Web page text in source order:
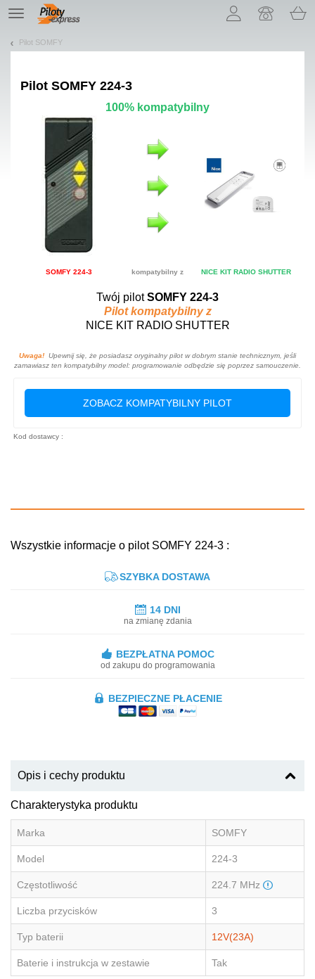
TE
navigation
Pilot SOMFY
Pilot SOMFY 224-3
100% kompatybilny
SOMFY 224-3 kompatybilny z NICE KIT RADIO SHUTTER
Twój pilotSOMFY 224-3
Pilot kompatybilny z
NICE KIT RADIO SHUTTER
Uwaga! Upewnij się, że posiadasz oryginalny pilot w dobrym stanie technicznym, jeśli
zamawiasz ten kompatybilny model: programowanie odbędzie się poprzez samouczenie.
ZOBACZ KOMPATYBILNY PILOT
Kod dostawcy :
Wszystkie informacje o pilot SOMFY 224-3 :
SZYBKA DOSTAWA
14 DNI
na zmianę zdania
BEZPŁATNA POMOC
od zakupu do programowania
BEZPIECZNE PŁACENIE
Opis i cechy produktu
Charakterystyka produktu
Marka SOMFY
Model 224-3
Częstotliwość 224.7 MHz
Liczba przycisków 3
Typ baterii 12V(23A)
Baterie i instrukcja w zestawie Tak
Pozwól, że przedstawimy nasze ciasteczka!